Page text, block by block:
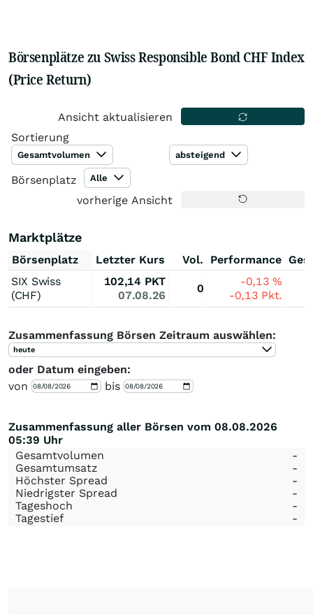
Börsenplätze zu Swiss Responsible Bond CHF Index
(Price Return)
Ansicht aktualisieren
Sortierung
Gesamtvolumen absteigend
Börsenplatz Alle
vorherige Ansicht
Marktplätze
Börsenplatz Letzter Kurs Vol. Performance
SIX Swiss
(CHF)
102,14 PKT
07.08.26
0
-0,13%
-0,13 Pkt.
Zusammenfassung Börsen Zeitraum auswählen:
heute
oder Datum eingeben:
von
bis
Zusammenfassung aller Börsen vom 08.08.2026
05:39 Uhr
Gesamtvolumen
-
Gesamtumsatz
-
Höchster Spread
-
Niedrigster Spread
-
Tageshoch
-
Tagestief
-